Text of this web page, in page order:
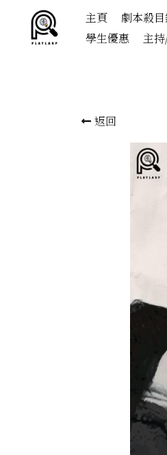
主頁 劇本殺
學生優惠
主
返回